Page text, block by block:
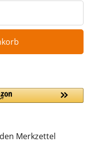
Merkzettel